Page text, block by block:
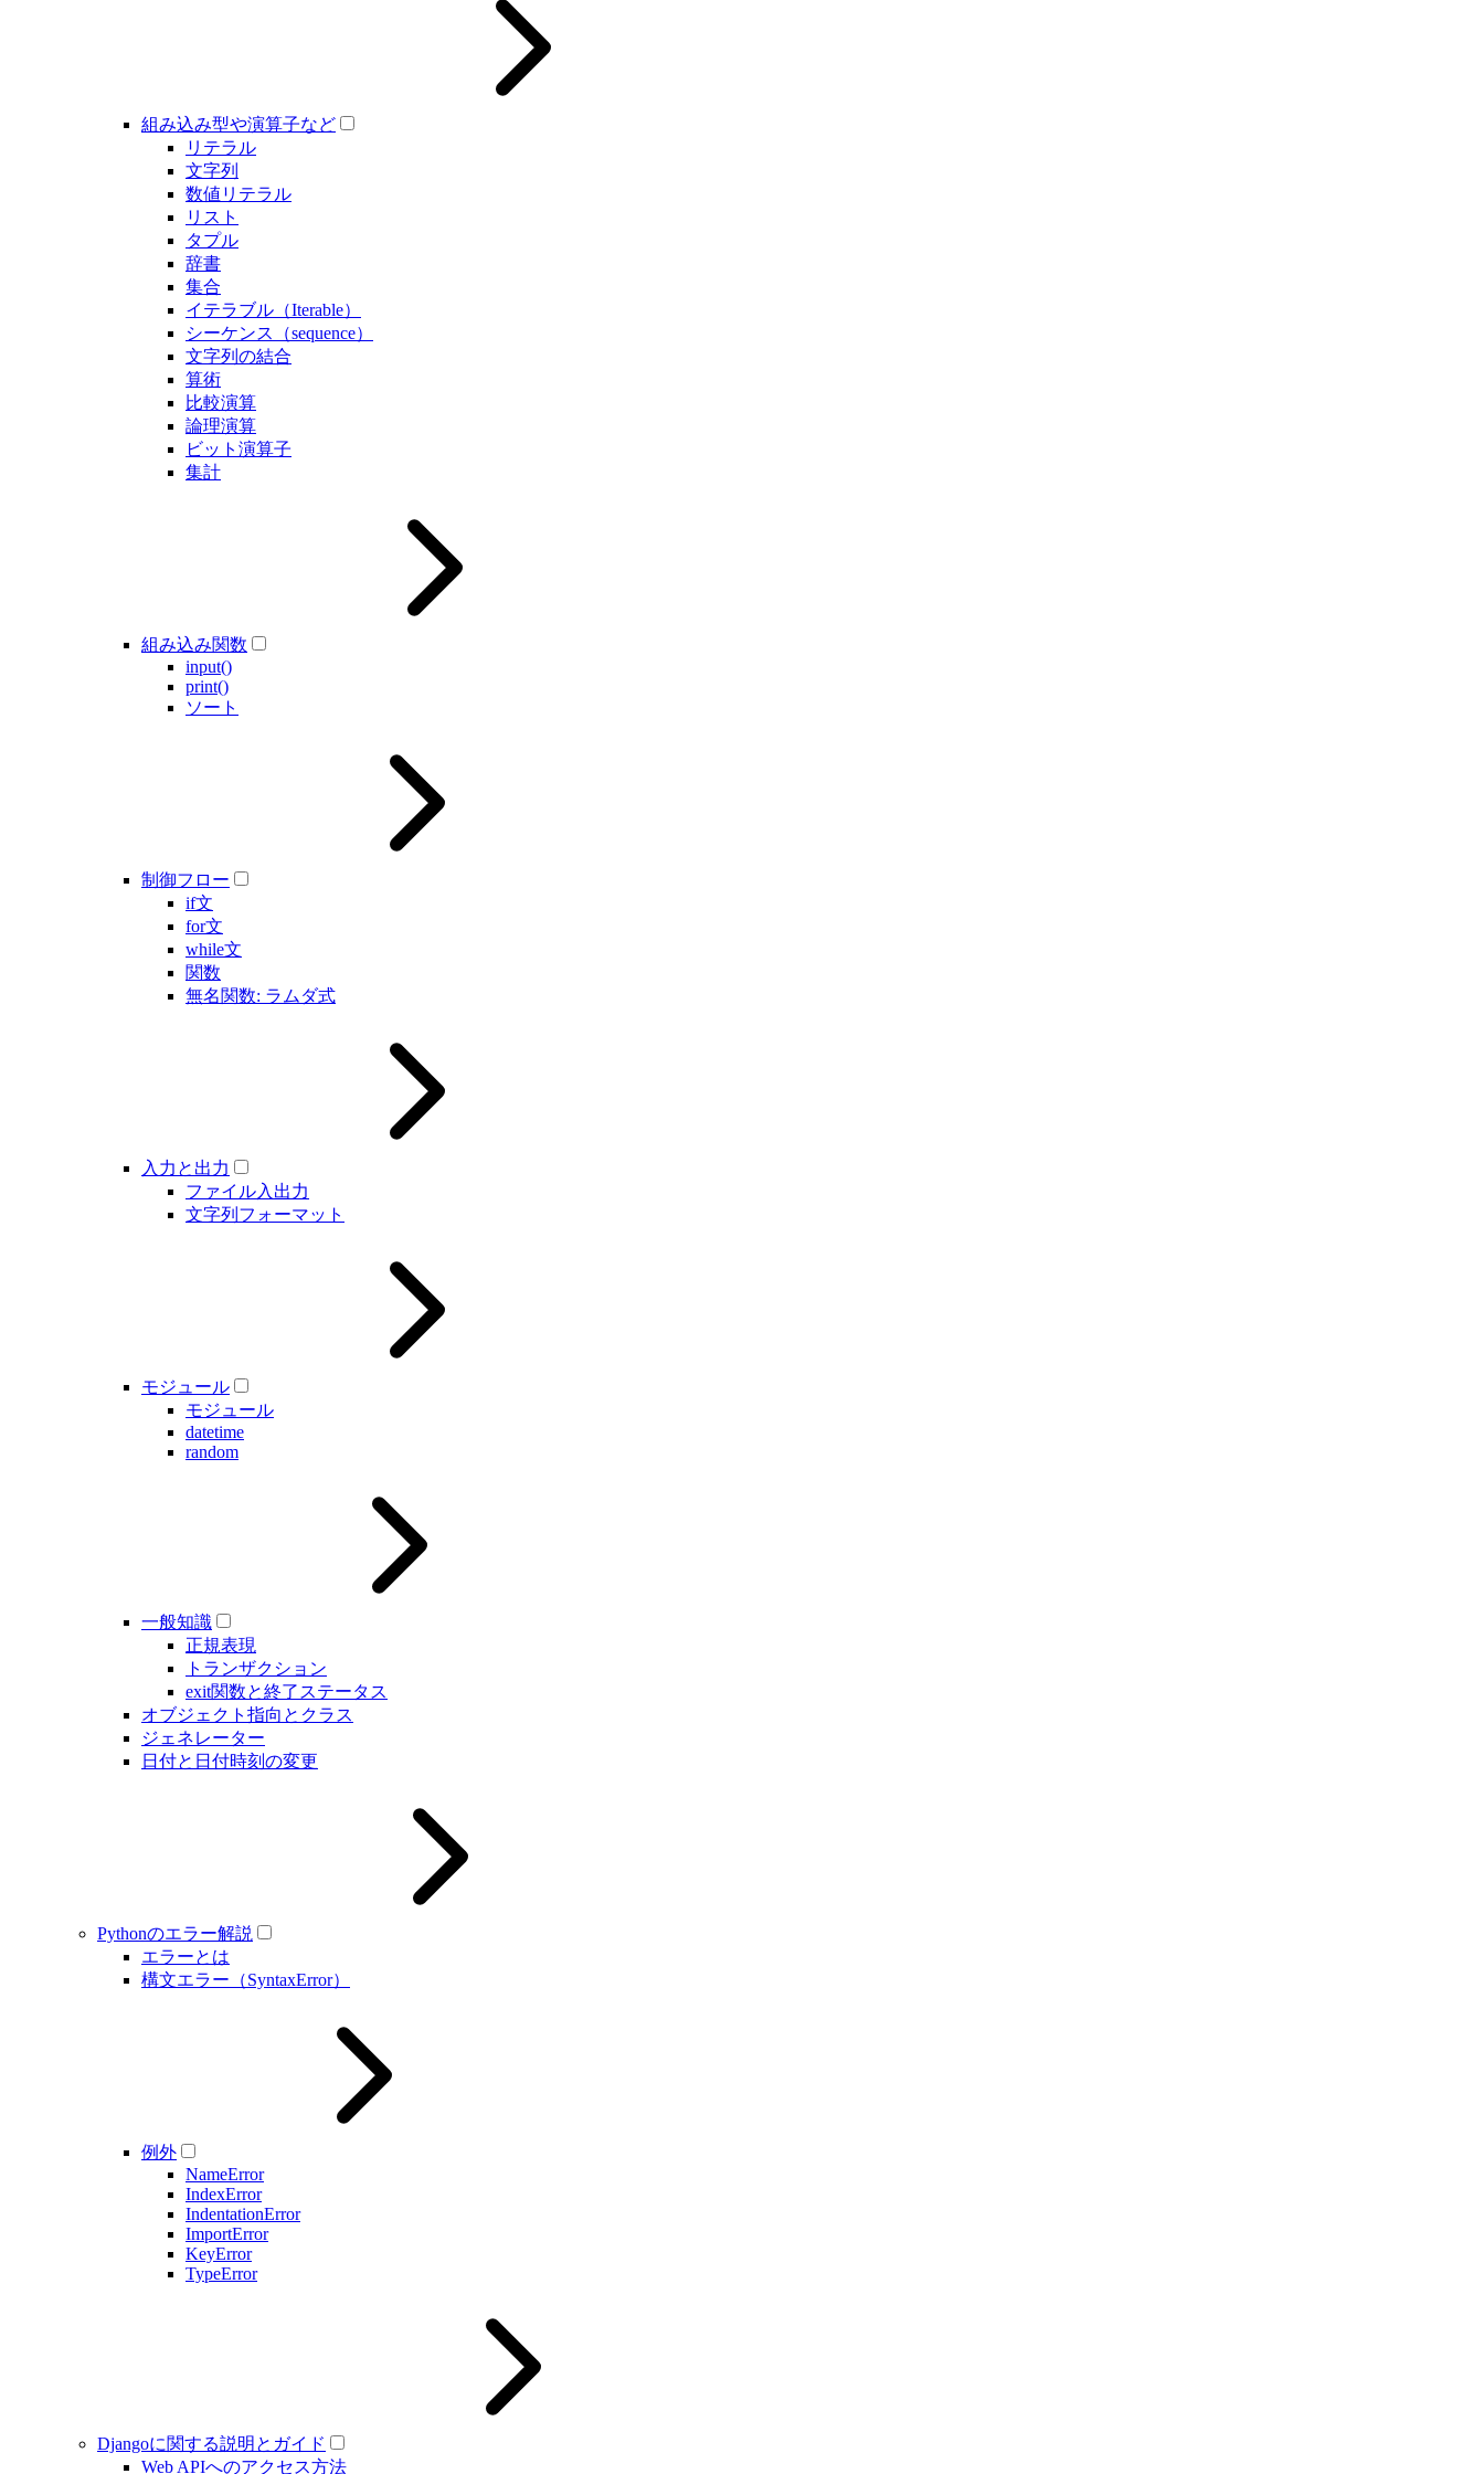
組み込み型や演算子など
リテラル
文字列
数値リテラル
リスト
タプル
辞書
集合
イテラブル（Iterable）
シーケンス（sequence）
文字列の結合
算術
比較演算
論理演算
ビット演算子
集計
組み込み関数
input()
print()
ソート
制御フロー
if文
for文
while文
関数
無名関数: ラムダ式
入力と出力
ファイル入出力
文字列フォーマット
モジュール
モジュール
datetime
random
一般知識
正規表現
トランザクション
exit関数と終了ステータス
オブジェクト指向とクラス
ジェネレーター
日付と日付時刻の変更
Pythonのエラー解説
エラーとは
構文エラー（SyntaxError）
例外
NameError
IndexError
IndentationError
ImportError
KeyError
TypeError
Djangoに関する説明とガイド
Web APIへのアクセス方法